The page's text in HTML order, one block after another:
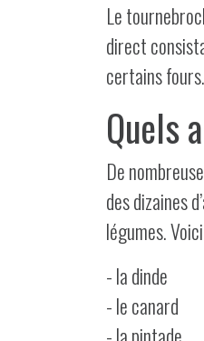
Le
direct
certains fours.
Quels
De
des dizaines
légumes.
- la dinde
- le canard